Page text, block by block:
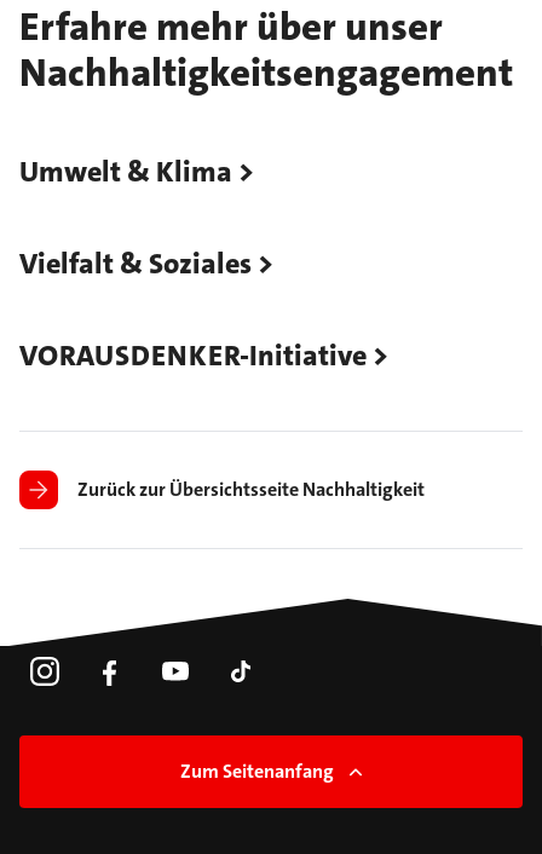
Erfahre mehr über unser
Nachhaltigkeitsengagement
Umwelt & Klima
Vielfalt & Soziales
VORAUSDENKER-Initiative
Zurück zur Übersichtsseite Nachhaltigkeit
Zum Seitenanfang